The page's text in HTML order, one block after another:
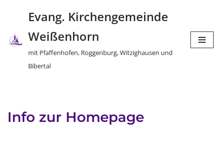
Inhalt
springen
Evang. Kirchengemeinde
Weißenhorn
mit Pfaffenhofen, Roggenburg, Witzighausen und
Bibertal
Info zur Homepage